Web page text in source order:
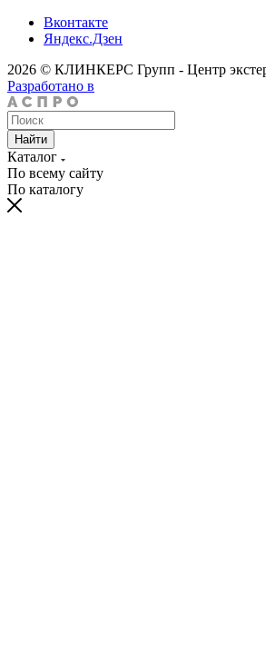
Вконтакте
Яндекс.Дзен
2026 © КЛИНКЕРС Групп - Центр
Разработано в
Найти
Каталог
По всему сайту
По каталогу